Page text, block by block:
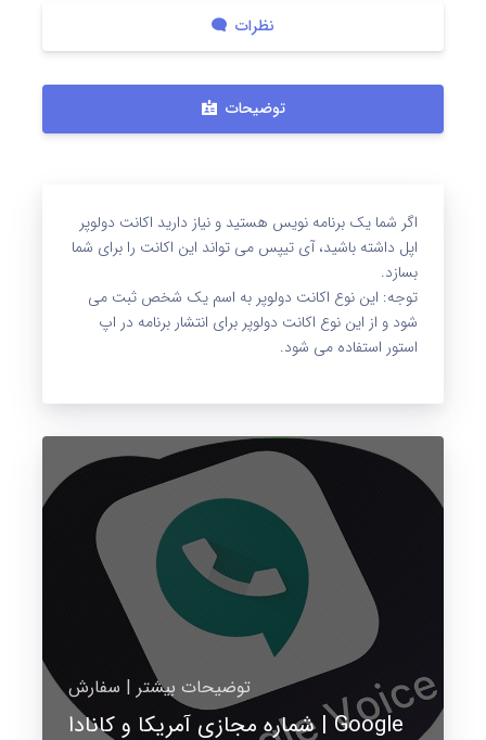
نظرات
توضیحات
اگر شما یک برنامه نویس هستید و نیاز دارید اکانت دولوپر
اپل داشته باشید، آی تیپس می تواند این اکانت را برای شما
بسازد.
توجه: این نوع اکانت دولوپر به اسم یک شخص ثبت می
شود و از این نوع اکانت دولوپر برای انتشار برنامه در اپ
استور استفاده می شود.
توضیحات بیشتر | سفارش
شماره مجازی آمریکا و کانادا | Google